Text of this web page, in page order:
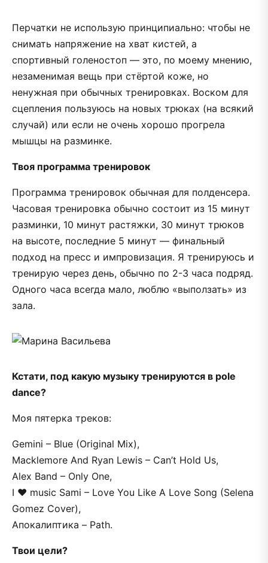
Перчатки не использую принципиально: чтобы не
снимать напряжение на хват кистей, а
спортивный голеностоп — это, по моему мнению,
незаменимая вещь при стёртой коже, но
ненужная при обычных тренировках. Воском для
сцепления пользуюсь на новых трюках (на всякий
случай) или если не очень хорошо прогрела
мышцы на разминке.
Твоя программа тренировок
Программа тренировок обычная для полденсера.
Часовая тренировка обычно состоит из 15 минут
разминки, 10 минут растяжки, 30 минут трюков
на высоте, последние 5 минут — финальный
подход на пресс и импровизация. Я тренируюсь и
тренирую через день, обычно по 2-3 часа подряд.
Одного часа всегда мало, люблю «выползать» из
зала.
Кстати, под какую музыку тренируются в pole
dance?
Моя пятерка треков:
Gemini – Blue (Original Mix),
Macklemore And Ryan Lewis – Can’t Hold Us,
Alex Band – Only One,
I ❤ music Sami – Love You Like A Love Song (Selena
Gomez Cover),
Апокалиптика – Path.
Твои цели?